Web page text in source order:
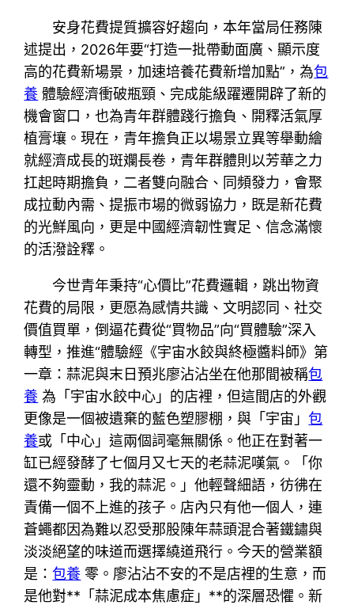
安身花費提質擴容好趨向，本年當局任務陳
述提出，2026年要“打造一批帶動面廣、顯示度
高的花費新場景，加速培養花費新增加點”，為包
養 體驗經濟衝破瓶頸、完成能級躍遷開辟了新的
機會窗口，也為青年群體踐行擔負、開釋活氣厚
植膏壤。現在，青年擔負正以場景立異等舉動繪
就經濟成長的斑斕長卷，青年群體則以芳華之力
扛起時期擔負，二者雙向融合、同頻發力，會聚
成拉動內需、提振市場的微弱協力，既是新花費
的光鮮風向，更是中國經濟韌性實足、信念滿懷
的活潑詮釋。
今世青年秉持“心價比”花費邏輯，跳出物資
花費的局限，更愿為感情共識、文明認同、社交
價值買單，倒逼花費從“買物品”向“買體驗”深入
轉型，推進“體驗經《宇宙水餃與終極醬料師》第
一章：蒜泥與末日預兆廖沾沾坐在他那間被稱包
養 為「宇宙水餃中心」的店裡，但這間店的外觀
更像是一個被遺棄的藍色塑膠棚，與「宇宙」包
養或「中心」這兩個詞毫無關係。他正在對著一
缸已經發酵了七個月又七天的老蒜泥嘆氣。「你
還不夠靈動，我的蒜泥。」他輕聲細語，彷彿在
責備一個不上進的孩子。店內只有他一個人，連
蒼蠅都因為難以忍受那股陳年蒜頭混合著鐵鏽與
淡淡絕望的味道而選擇繞道飛行。今天的營業額
是：包養 零。廖沾沾不安的不是店裡的生意，而
是他對**「蒜泥成本焦慮症」**的深層恐懼。新